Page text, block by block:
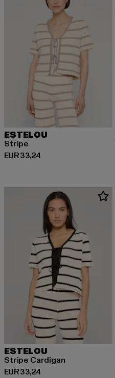
ESTELOU
Stripe
EUR 33,24
Huidige prijs: EUR 33,24
ESTELOU
Stripe Cardigan
EUR 33,24
Huidige prijs: EUR 33,24